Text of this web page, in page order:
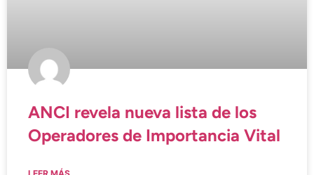
ANCI revela nueva lista de los
Operadores de Importancia Vital